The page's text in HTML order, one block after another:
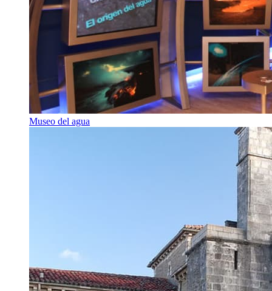
Museo del agua